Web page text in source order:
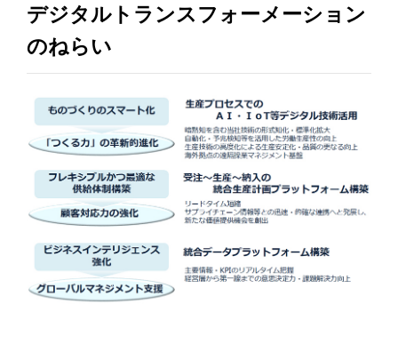
デジタルトランスフォーメーション
のねらい